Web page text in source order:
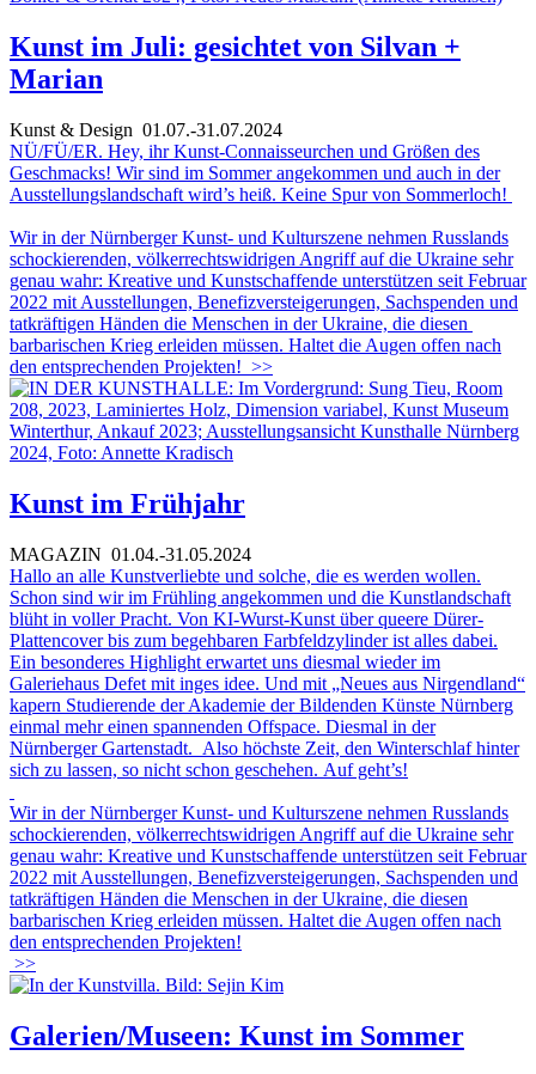
Kunst im Juli: gesichtet von Silvan +
Marian
Kunst & Design 01.07.-31.07.2024
NÜ/FÜ/ER. Hey, ihr Kunst-Connaisseurchen und Größen des
Geschmacks! Wir sind im Sommer angekommen und auch in der
Ausstellungslandschaft wird’s heiß. Keine Spur von Sommerloch!
Wir in der Nürnberger Kunst- und Kulturszene nehmen Russlands
schockierenden, völkerrechtswidrigen Angriff auf die Ukraine sehr
genau wahr: Kreative und Kunstschaffende unterstützen seit Februar
2022 mit Ausstellungen, Benefizversteigerungen, Sachspenden und
tatkräftigen Händen die Menschen in der Ukraine, die diesen
barbarischen Krieg erleiden müssen. Haltet die Augen offen nach
den entsprechenden Projekten! >>
Kunst im Frühjahr
MAGAZIN 01.04.-31.05.2024
Hallo an alle Kunstverliebte und solche, die es werden wollen.
Schon sind wir im Frühling angekommen und die Kunstlandschaft
blüht in voller Pracht. Von KI-Wurst-Kunst über queere Dürer-
Plattencover bis zum begehbaren Farbfeldzylinder ist alles dabei.
Ein besonderes Highlight erwartet uns diesmal wieder im
Galeriehaus Defet mit inges idee. Und mit „Neues aus Nirgendland“
kapern Studierende der Akademie der Bildenden Künste Nürnberg
einmal mehr einen spannenden Offspace. Diesmal in der
Nürnberger Gartenstadt. Also höchste Zeit, den Winterschlaf hinter
sich zu lassen, so nicht schon geschehen. Auf geht’s!
Wir in der Nürnberger Kunst- und Kulturszene nehmen Russlands
schockierenden, völkerrechtswidrigen Angriff auf die Ukraine sehr
genau wahr: Kreative und Kunstschaffende unterstützen seit Februar
2022 mit Ausstellungen, Benefizversteigerungen, Sachspenden und
tatkräftigen Händen die Menschen in der Ukraine, die diesen
barbarischen Krieg erleiden müssen. Haltet die Augen offen nach
den entsprechenden Projekten!
>>
Galerien/Museen: Kunst im Sommer